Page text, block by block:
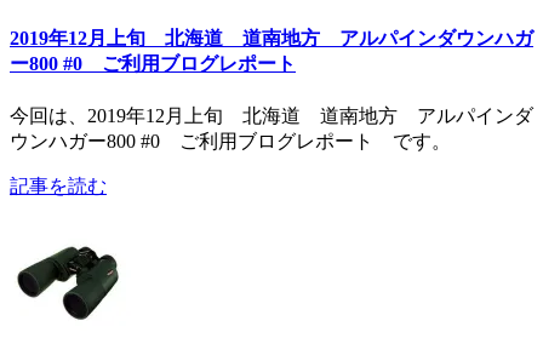
2019年12月上旬 北海道 道南地方 アルパインダウンハガ
ー800 #0 ご利用ブログレポート
今回は、2019年12月上旬 北海道 道南地方 アルパインダ
ウンハガー800 #0 ご利用ブログレポート です。
記事を読む